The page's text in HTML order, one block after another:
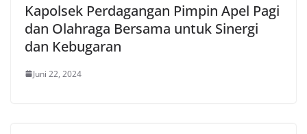
Kapolsek Perdagangan Pimpin Apel Pagi
dan Olahraga Bersama untuk Sinergi
dan Kebugaran
Juni 22, 2024